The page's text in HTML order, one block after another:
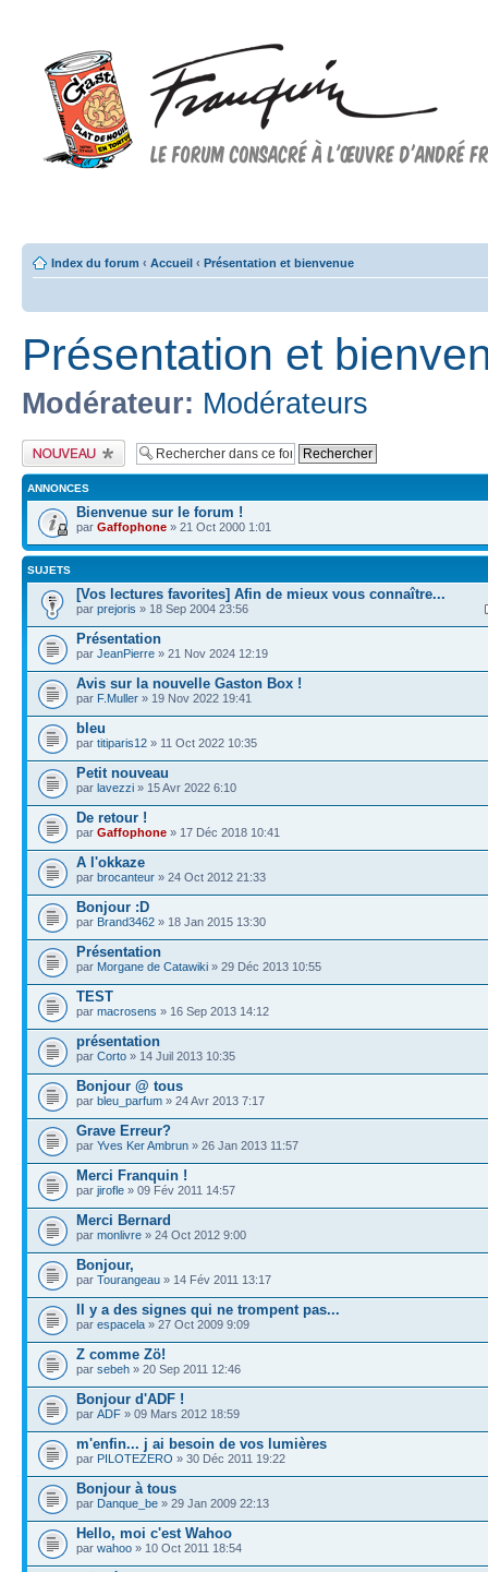
Index du forum ‹ Accueil ‹ Présentation et bienvenue
Présentation et
Modérateur: Modérateurs
Publier un nouveau
sujet
ANNONCES
Bienvenue sur le forum !
par Gaffophone » 21 Oct 2000 1:01
SUJETS
[Vos lectures favorites] Afin de mieux vous connaître...
par prejoris » 18 Sep 2004 23:56
Présentation
par JeanPierre » 21 Nov 2024 12:19
Avis sur la nouvelle Gaston Box !
par F.Muller » 19 Nov 2022 19:41
bleu
par titiparis12 » 11 Oct 2022 10:35
Petit nouveau
par lavezzi » 15 Avr 2022 6:10
De retour !
par Gaffophone » 17 Déc 2018 10:41
A l'okkaze
par brocanteur » 24 Oct 2012 21:33
Bonjour :D
par Brand3462 » 18 Jan 2015 13:30
Présentation
par Morgane de Catawiki » 29 Déc 2013 10:55
TEST
par macrosens » 16 Sep 2013 14:12
présentation
par Corto » 14 Juil 2013 10:35
Bonjour @ tous
par bleu_parfum » 24 Avr 2013 7:17
Grave Erreur?
par Yves Ker Ambrun » 26 Jan 2013 11:57
Merci Franquin !
par jirofle » 09 Fév 2011 14:57
Merci Bernard
par monlivre » 24 Oct 2012 9:00
Bonjour,
par Tourangeau » 14 Fév 2011 13:17
Il y a des signes qui ne trompent pas...
par espacela » 27 Oct 2009 9:09
Z comme Zö!
par sebeh » 20 Sep 2011 12:46
Bonjour d'ADF !
par ADF » 09 Mars 2012 18:59
m'enfin... j ai besoin de vos lumières
par PILOTEZERO » 30 Déc 2011 19:22
Bonjour à tous
par Danque_be » 29 Jan 2009 22:13
Hello, moi c'est Wahoo
par wahoo » 10 Oct 2011 18:54